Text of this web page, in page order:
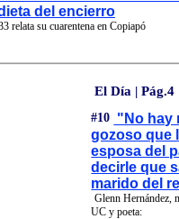
del encierro
relata su cuarentena en Copiapó
El Día | Pág.4
#10 "No hay
gozoso que
esposa del
decirle que
marido del
Glenn Hernández,
UC y poeta: